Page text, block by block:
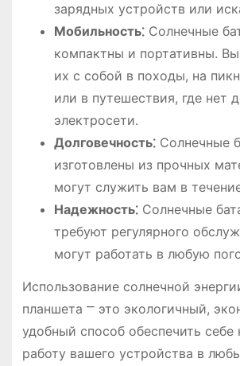
зарядных устройств или
Мобильность⁚Солнечные
компактны и портативны.
их с собой в походы, на
или в путешествия, где нет
электросети.
Долговечность⁚Солнечные
изготовлены из прочных
могут служить вам в
Надежность⁚Солнечные
требуют регулярного
могут работать в любую
Использование солнечной
планшета ⎻ это экологичный,
удобный способ обеспечить
работу вашего устройства в